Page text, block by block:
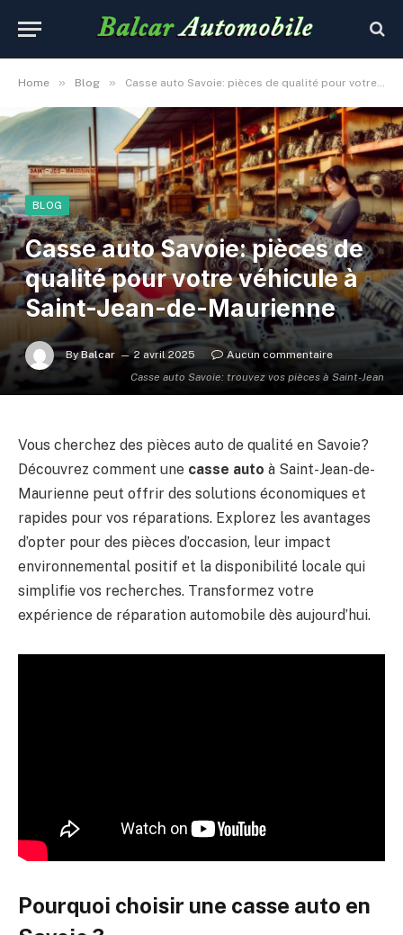
Home » Blog » Casse auto Savoie: pièces de qualité pour votre véhicule à Saint-Jean-de-Maurienne
Casse auto Savoie: trouvez vos pièces à Saint-Jean
BLOG
Casse auto Savoie: pièces de
qualité pour votre véhicule à
Saint-Jean-de-Maurienne
By Balcar 2 avril 2025 Aucun commentaire
Vous cherchez des pièces auto de qualité en Savoie?
Découvrez comment une casse auto à Saint-Jean-de-
Maurienne peut offrir des solutions économiques et
rapides pour vos réparations. Explorez les avantages
d’opter pour des pièces d’occasion, leur impact
environnemental positif et la disponibilité locale qui
simplifie vos recherches. Transformez votre
expérience de réparation automobile dès aujourd’hui.
Pourquoi choisir une casse auto en